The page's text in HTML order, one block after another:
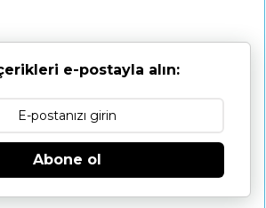
e-postayla alın:
Abone ol